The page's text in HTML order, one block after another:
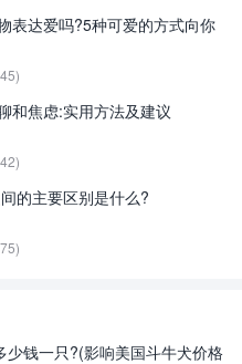
表达爱吗?5种可爱的方式向你
和焦虑:实用方法及建议
的主要区别是什么?
少钱一只?(影响美国斗牛犬价格